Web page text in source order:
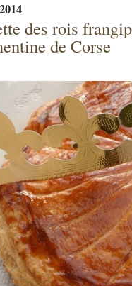
des rois
de Corse